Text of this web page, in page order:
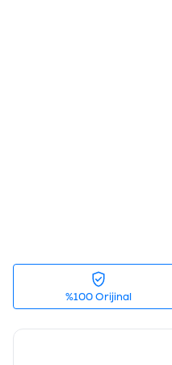
%100 Orijinal